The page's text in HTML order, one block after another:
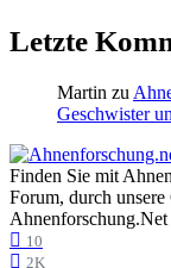
Letzte
Martin zu
Geschwister
Finden Sie mit
Forum, durch
10
2K